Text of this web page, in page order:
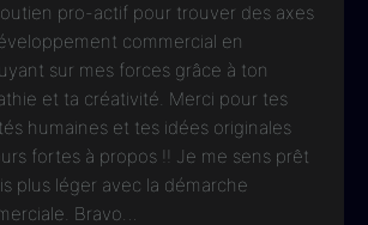
pro-actif pour trouver des axes
commercial en
sur mes forces grâce à ton
et ta créativité. Merci pour tes
humaines et tes idées originales
fortes à propos !! Je me sens prêt
plus léger avec la démarche
Bravo…